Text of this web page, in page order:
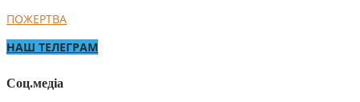
ПОЖЕРТВА
НАШ ТЕЛЕГРАМ
Соц.медіа